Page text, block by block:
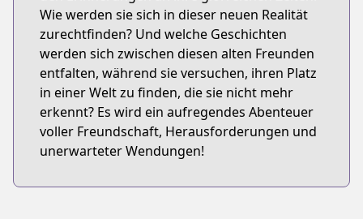
Wie werden sie sich in dieser neuen Realität
zurechtfinden? Und welche Geschichten
werden sich zwischen diesen alten Freunden
entfalten, während sie versuchen, ihren Platz
in einer Welt zu finden, die sie nicht mehr
erkennt? Es wird ein aufregendes Abenteuer
voller Freundschaft, Herausforderungen und
unerwarteter Wendungen!